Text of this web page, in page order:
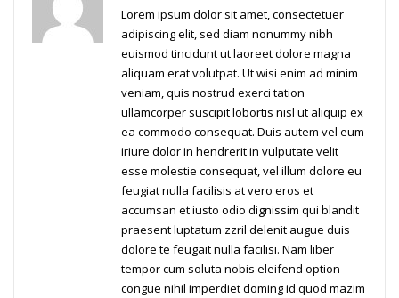
Lorem ipsum dolor sit amet, consectetuer
adipiscing elit, sed diam nonummy nibh
euismod tincidunt ut laoreet dolore magna
aliquam erat volutpat. Ut wisi enim ad minim
veniam, quis nostrud exerci tation
ullamcorper suscipit lobortis nisl ut aliquip ex
ea commodo consequat. Duis autem vel eum
iriure dolor in hendrerit in vulputate velit
esse molestie consequat, vel illum dolore eu
feugiat nulla facilisis at vero eros et
accumsan et iusto odio dignissim qui blandit
praesent luptatum zzril delenit augue duis
dolore te feugait nulla facilisi. Nam liber
tempor cum soluta nobis eleifend option
congue nihil imperdiet doming id quod mazim